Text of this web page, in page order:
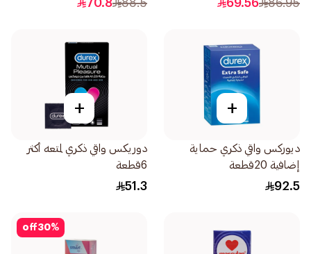
86.95
69.56
88.5
70.8
+
ديوركس واقي ذكري حماية
إضافية 20قطعة
92.5
+
دوريكس واقي ذكري لمتعه أكثر
6قطعة
51.3
30%
off